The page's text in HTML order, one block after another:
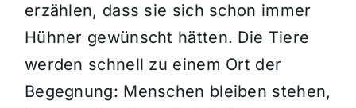
erzählen, dass sie sich schon immer
Hühner gewünscht hätten. Die Tiere
werden schnell zu einem Ort der
Begegnung: Menschen bleiben stehen,